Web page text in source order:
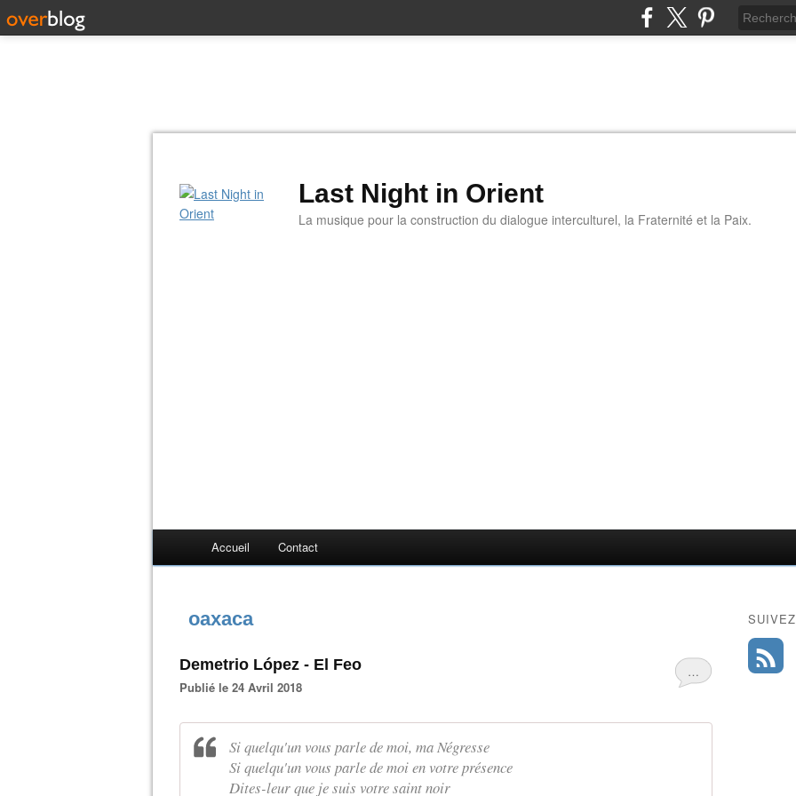
Last Night in Orient
La musique pour la construction du dialogue interculturel, la Fraternité et la Paix.
Accueil Contact
oaxaca
…
Demetrio López - El Feo
Publié le 24 Avril 2018
Si quelqu'un vous parle de moi, ma Négresse
Si quelqu'un vous parle de moi en votre présence
Dites-leur que je suis votre saint noir